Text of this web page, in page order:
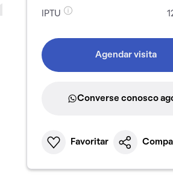
IPTU
Agendar visita
Converse conosco
Favoritar